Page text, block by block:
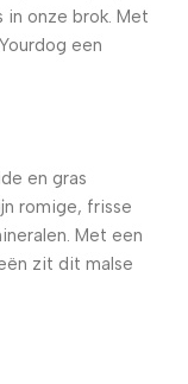
onze brok. Met
een
en gras
romige, frisse
Met een
zit dit malse